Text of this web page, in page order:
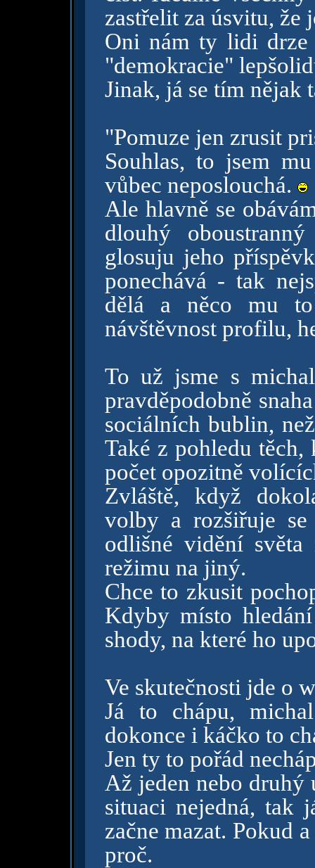
zastřelit za úsvitu, že
Oni nám ty lidi drze
"demokracie"
Jinak, já se tím nějak
"Pomuze jen zrusit
Souhlas, to jsem
vůbec neposlouchá.
Ale hlavně se
dlouhý
glosuju jeho
ponechává - tak
dělá a něco mu
návštěvnost profilu,
To už jsme s
pravděpodobně
sociálních bublin,
Také z pohledu
počet opozitně
Zvláště, když
volby a rozšiřuje
odlišné vidění
režimu na jiný.
Chce to zkusit
Kdyby místo
shody, na které ho
Ve skutečnosti jde o
Já to chápu,
dokonce i káčko to
Jen ty to pořád
Až jeden nebo druhý
situaci nejedná, tak
začne mazat. Pokud
proč.